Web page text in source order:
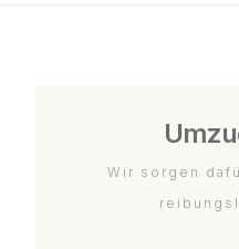
Wir sorgen